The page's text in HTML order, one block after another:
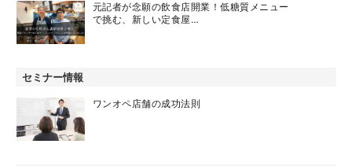
元記者が念願の飲食店開業！低糖質メニュー
で挑む、新しい定食屋…
セミナー情報
ワンオペ店舗の成功法則